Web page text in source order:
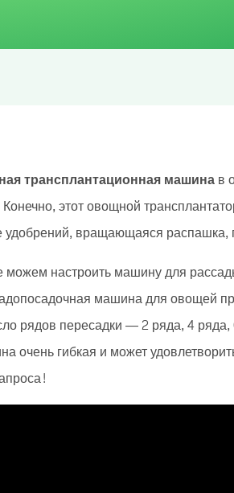
трансплантационная машинав
этот овощной
удобрений, вращающаяся распашка,
настроить машину для
машина для овощей
рядов пересадки — 2 ряда, 4 ряда,
очень гибкая и может